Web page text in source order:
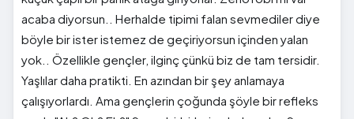
acaba diyorsun.. Herhalde tipimi falan sevmediler diye
böyle bir ister istemez de geçiriyorsun içinden yalan
yok.. Özellikle gençler, ilginç çünkü biz de tam tersidir.
Yaşlılar daha pratikti. En azından bir şey anlamaya
çalışıyorlardı. Ama gençlerin çoğunda şöyle bir refleks